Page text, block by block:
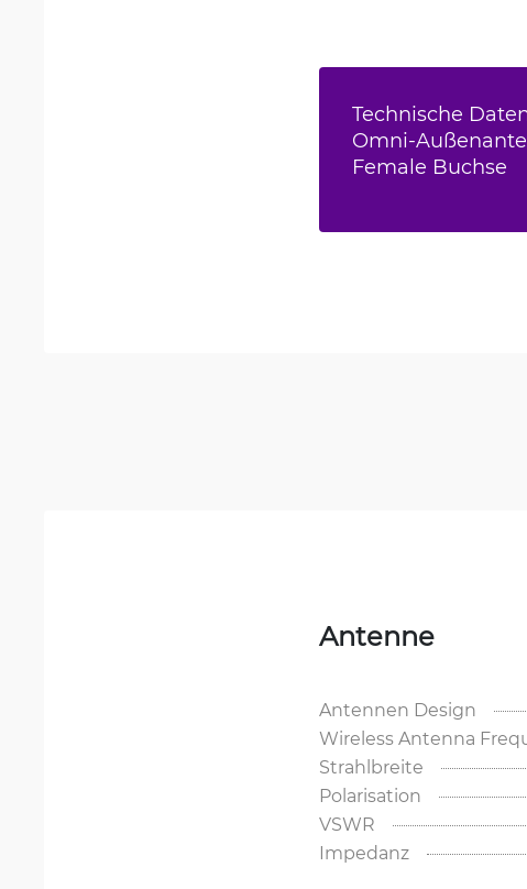
Technische
Omni-
Female Buchse
Antenne
Antennen Design
Wireless Antenna
Strahlbreite
Polarisation
VSWR
Impedanz